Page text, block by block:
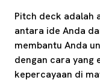
Pitch deck adalah
antara ide Anda
membantu Anda
dengan cara yang
kepercayaan di